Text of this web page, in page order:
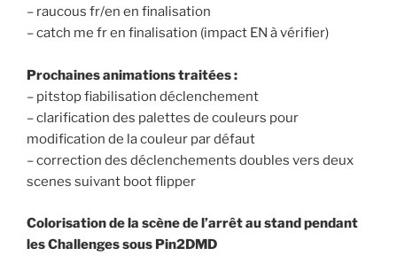
– raucous fr/en en finalisation
– catch me fr en finalisation (impact EN à vérifier)
Prochaines animations traitées :
– pitstop fiabilisation déclenchement
– clarification des palettes de couleurs pour
modification de la couleur par défaut
– correction des déclenchements doubles vers deux
scenes suivant boot flipper
Colorisation de la scène de l’arrêt au stand pendant
les Challenges sous Pin2DMD